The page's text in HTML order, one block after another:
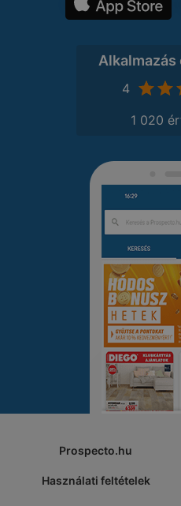
4
1 020
Prospecto.hu
Használati feltételek